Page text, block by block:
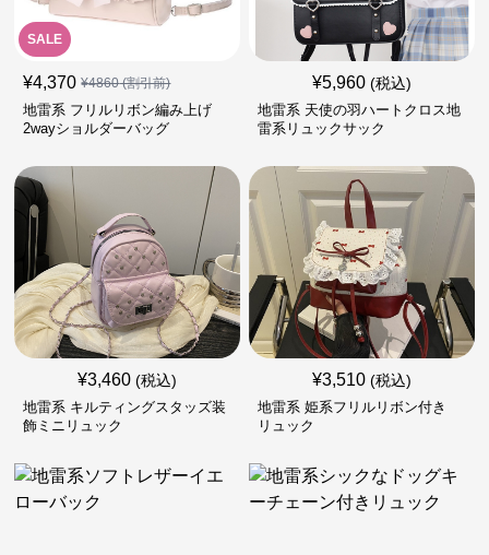
SALE
¥4,370 ¥4860(割引前)
地雷系 フリルリボン編み上げ
2wayショルダーバッグ
¥5,960 (税込)
地雷系 天使の羽ハートクロス地
雷系リュックサック
¥3,460 (税込)
地雷系 キルティングスタッズ装
飾ミニリュック
¥3,510 (税込)
地雷系 姫系フリルリボン付き
リュック